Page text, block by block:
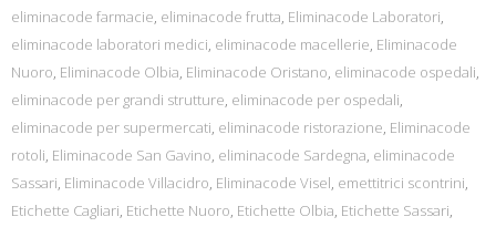
eliminacode farmacie, eliminacode frutta, Eliminacode Laboratori,
eliminacode laboratori medici, eliminacode macellerie, Eliminacode
Nuoro, Eliminacode Olbia, Eliminacode Oristano, eliminacode ospedali,
eliminacode per grandi strutture, eliminacode per ospedali,
eliminacode per supermercati, eliminacode ristorazione, Eliminacode
rotoli, Eliminacode San Gavino, eliminacode Sardegna, eliminacode
Sassari, Eliminacode Villacidro, Eliminacode Visel, emettitrici scontrini,
Etichette Cagliari, Etichette Nuoro, Etichette Olbia, Etichette Sassari,